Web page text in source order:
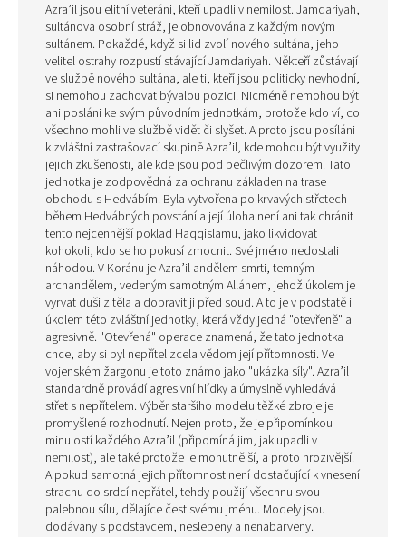
Azra’il jsou elitní veteráni, kteří upadli v nemilost. Jamdariyah,
sultánova osobní stráž, je obnovována z každým novým
sultánem. Pokaždé, když si lid zvolí nového sultána, jeho
velitel ostrahy rozpustí stávající Jamdariyah. Někteří zůstávají
ve službě nového sultána, ale ti, kteří jsou politicky nevhodní,
si nemohou zachovat bývalou pozici. Nicméně nemohou být
ani posláni ke svým původním jednotkám, protože kdo ví, co
všechno mohli ve službě vidět či slyšet. A proto jsou posíláni
k zvláštní zastrašovací skupině Azra’il, kde mohou být využity
jejich zkušenosti, ale kde jsou pod pečlivým dozorem. Tato
jednotka je zodpovědná za ochranu základen na trase
obchodu s Hedvábím. Byla vytvořena po krvavých střetech
během Hedvábných povstání a její úloha není ani tak chránit
tento nejcennější poklad Haqqislamu, jako likvidovat
kohokoli, kdo se ho pokusí zmocnit. Své jméno nedostali
náhodou. V Koránu je Azra’il andělem smrti, temným
archandělem, vedeným samotným Alláhem, jehož úkolem je
vyrvat duši z těla a dopravit ji před soud. A to je v podstatě i
úkolem této zvláštní jednotky, která vždy jedná "otevřeně" a
agresivně. "Otevřená" operace znamená, že tato jednotka
chce, aby si byl nepřítel zcela vědom její přítomnosti. Ve
vojenském žargonu je toto známo jako "ukázka síly". Azra’il
standardně provádí agresivní hlídky a úmyslně vyhledává
střet s nepřítelem. Výběr staršího modelu těžké zbroje je
promyšlené rozhodnutí. Nejen proto, že je připomínkou
minulostí každého Azra’il (připomíná jim, jak upadli v
nemilost), ale také protože je mohutnější, a proto hrozivější.
A pokud samotná jejich přítomnost není dostačující k vnesení
strachu do srdcí nepřátel, tehdy použijí všechnu svou
palebnou sílu, dělajíce čest svému jménu. Modely jsou
dodávany s podstavcem, neslepeny a nenabarveny.